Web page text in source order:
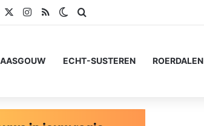
Instagram
RSS Switch skin
ECHT-SUSTEREN ROERDALEN